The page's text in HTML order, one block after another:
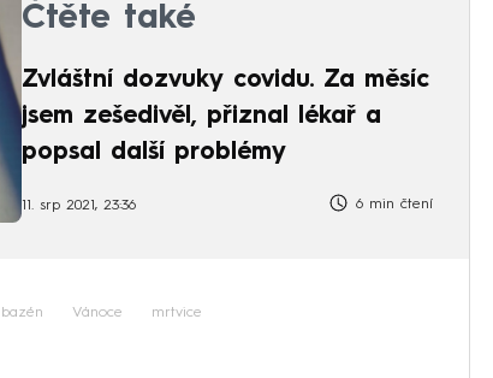
Čtěte také
Zvláštní dozvuky covidu. Za měsíc
jsem zešedivěl, přiznal lékař a
popsal další problémy
11. srp 2021, 23:36 6 min čtení
bazén Vánoce mrtvice